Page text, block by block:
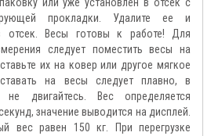
прокладки. Удалите ее и
отсек. Весы готовы к работе! Для
следует поместить весы на
их на ковер или другое мягкое
на весы следует плавно, в
не двигайтесь. Вес определяется
значение выводится на дисплей.
вес равен 150 кг. При перегрузке